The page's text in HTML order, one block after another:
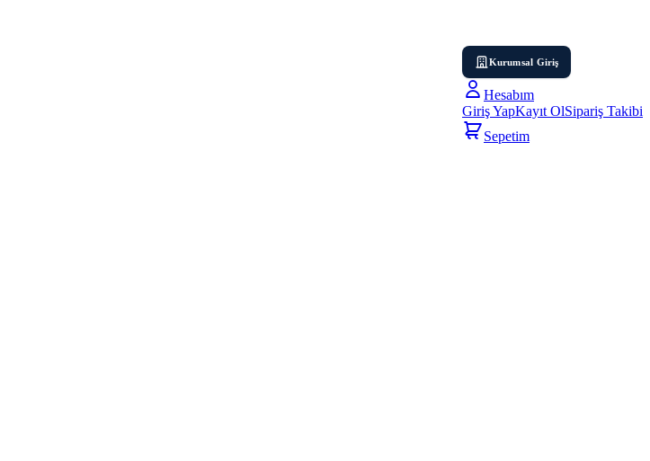
Kurumsal Giriş
Hesabım
Giriş YapKayıt OlSipariş Takibi
Sepetim